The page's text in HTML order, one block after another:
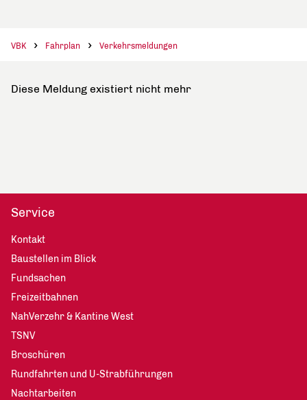
VBK Fahrplan Verkehrsmeldungen
Diese Meldung existiert nicht mehr
Service
Kontakt
Baustellen im Blick
Fundsachen
Freizeitbahnen
NahVerzehr & Kantine West
TSNV
Broschüren
Rundfahrten und U-Strabführungen
Nachtarbeiten